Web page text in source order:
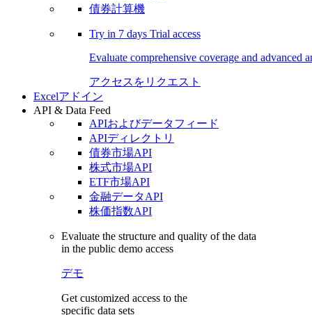
債券計算機
Try in 7 days Trial access
Evaluate comprehensive coverage and advanced
アクセスをリクエスト
Excelアドイン
API & Data Feed
APIおよびデータフィード
APIディレクトリ
債券市場API
株式市場API
ETF市場API
金融データAPI
株価指数API
Evaluate the structure and quality of the data
in the public demo access
デモ
Get customized access to the
specific data sets